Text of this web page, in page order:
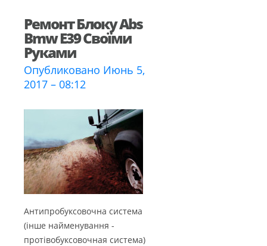
Ремонт Блоку Abs
Bmw E39 Своїми
Руками
Опубликовано Июнь 5,
2017 – 08:12
Антипробуксовочна система
(інше найменування -
протівобуксовочная система)